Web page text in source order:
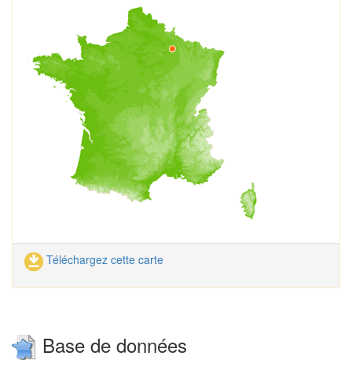
Téléchargez cette carte
Base de données